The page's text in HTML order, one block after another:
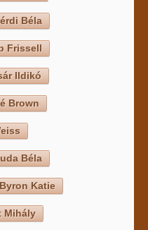
Béla
Frissell
Ildikó
Brown
Béla
Byron Katie
Mihály